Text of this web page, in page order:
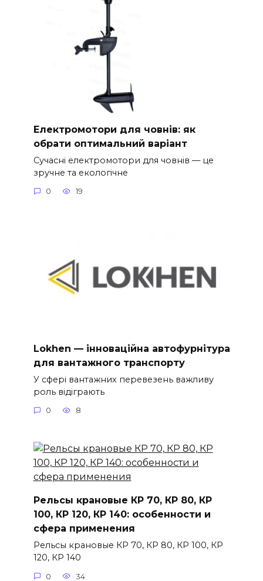
Електромотори для човнів: як
обрати оптимальний варіант
Сучасні електромотори для човнів — це
зручне та екологічне
0 19
Lokhen — інноваційна автофурнітура
для вантажного транспорту
У сфері вантажних перевезень важливу
роль відіграють
0 8
Рельсы крановые КР 70, КР 80, КР
100, КР 120, КР 140: особенности и
сфера применения
Рельсы крановые КР 70, КР 80, КР 100, КР
120, КР 140
0 34